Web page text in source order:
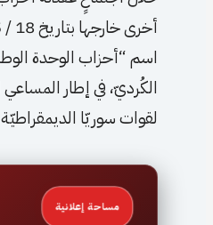
اسم “أحزاب الوحدة
الكُرديّ، في إطار المساعي
لقوات سوريّا
مساحة إعلانية